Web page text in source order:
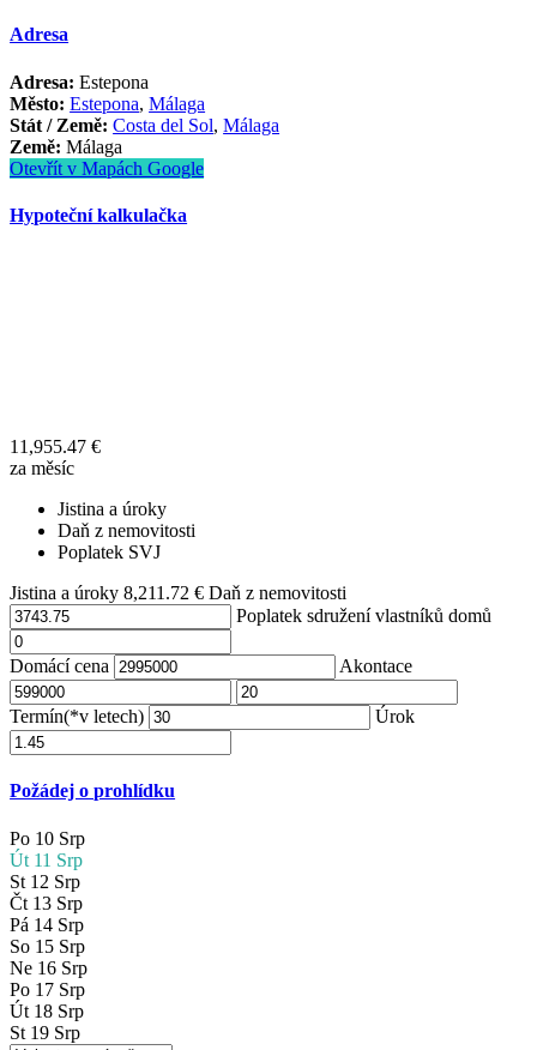
Adresa
Adresa: Estepona
Město: Estepona,Málaga
Stát / Země: Costa del Sol,Málaga
Země: Málaga
Otevřít v Mapách Google
Hypoteční kalkulačka
11,955.47 €
za měsíc
Jistina a úroky
Daň z nemovitosti
Poplatek SVJ
Jistina a úroky 8,211.72 €Daň z nemovitosti
Poplatek sdružení vlastníků domů
Domácí cena Akontace
Termín(*v letech) Úrok
Požádej o prohlídku
Po 10 Srp
Út 11 Srp
St 12 Srp
Čt 13 Srp
Pá 14 Srp
So 15 Srp
Ne 16 Srp
Po 17 Srp
Út 18 Srp
St 19 Srp